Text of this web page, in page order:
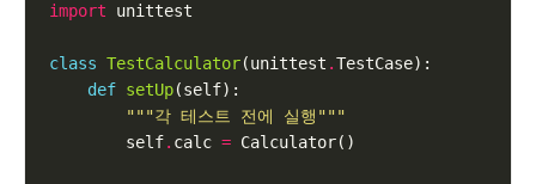
import
class TestCalculator(unittest .
def setUp
"""각 테스트 전에 실행"""
        self
. calc =